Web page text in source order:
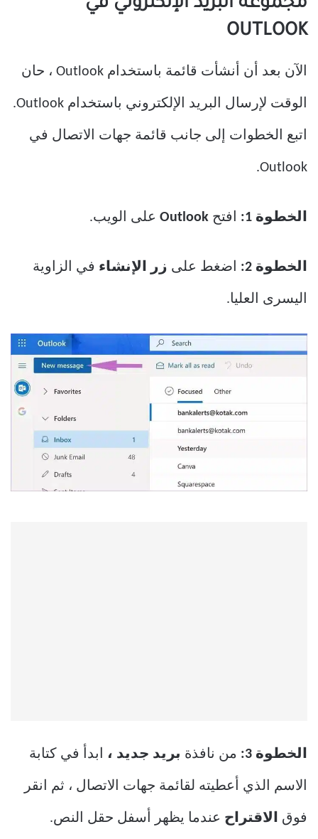
مجموعة البريد الإلكتروني في
OUTLOOK
الآن بعد أن أنشأت قائمة باستخدام Outlook ، حان
الوقت لإرسال البريد الإلكتروني باستخدام Outlook.
اتبع الخطوات إلى جانب قائمة جهات الاتصال في
Outlook.
الخطوة 1: افتح Outlook على الويب.
الخطوة 2: اضغط على زر الإنشاء في الزاوية
اليسرى العليا.
الخطوة 3: من نافذة بريد جديد ، ابدأ في كتابة
الاسم الذي أعطيته لقائمة جهات الاتصال ، ثم انقر
فوق الاقتراح عندما يظهر أسفل حقل النص.